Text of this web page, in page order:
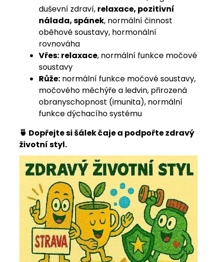
duševní zdraví, relaxace, pozitivní
nálada, spánek, normální činnost
oběhové soustavy, hormonální
rovnováha
Vřes: relaxace, normální funkce močové
soustavy
Růže: normální funkce močové soustavy,
močového měchýře a ledvin, přirozená
obranyschopnost (imunita), normální
funkce dýchacího systému
🍵 Dopřejte si šálek čaje a podpořte zdravý
životní styl.